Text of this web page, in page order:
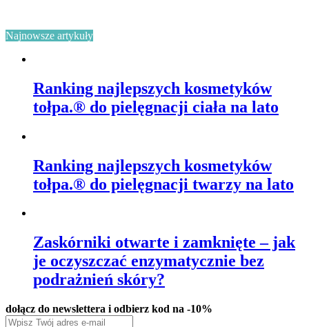
Najnowsze artykuły
Ranking najlepszych kosmetyków
tołpa.® do pielęgnacji ciała na lato
Ranking najlepszych kosmetyków
tołpa.® do pielęgnacji twarzy na lato
Zaskórniki otwarte i zamknięte – jak
je oczyszczać enzymatycznie bez
podrażnień skóry?
dołącz do newslettera i odbierz kod na -10%